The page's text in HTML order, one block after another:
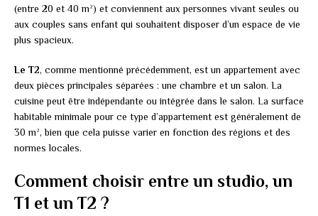
(entre 20 et 40 m²) et conviennent aux personnes vivant seules ou
aux couples sans enfant qui souhaitent disposer d’un espace de vie
plus spacieux.
Le T2, comme mentionné précédemment, est un appartement avec
deux pièces principales séparées : une chambre et un salon. La
cuisine peut être indépendante ou intégrée dans le salon. La surface
habitable minimale pour ce type d’appartement est généralement de
30 m², bien que cela puisse varier en fonction des régions et des
normes locales.
Comment choisir entre un studio, un
T1 et un T2 ?